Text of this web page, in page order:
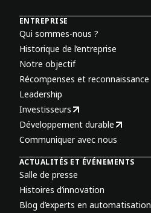
ENTREPRISE
Qui sommes-nous ?
Historique de l’entreprise
Notre objectif
Récompenses et reconnaissance
Leadership
Investisseurs
Développement durable
Communiquer avec nous
ACTUALITÉS ET ÉVÉNEMENTS
Salle de presse
Histoires d’innovation
Blog d’experts en automatisation